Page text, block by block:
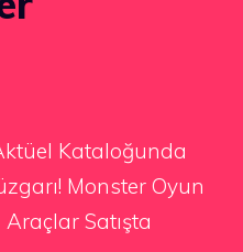
Kataloğunda
Monster Oyun
Satışta